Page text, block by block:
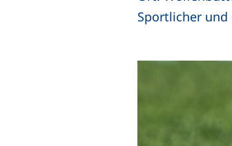
Sportlicher und